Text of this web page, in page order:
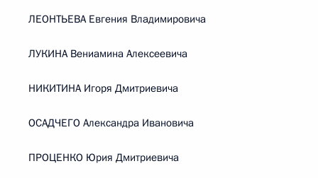
ЛЕОНТЬЕВА Евгения Владимировича
ЛУКИНА Вениамина Алексеевича
НИКИТИНА Игоря Дмитриевича
ОСАДЧЕГО Александра Ивановича
ПРОЦЕНКО Юрия Дмитриевича